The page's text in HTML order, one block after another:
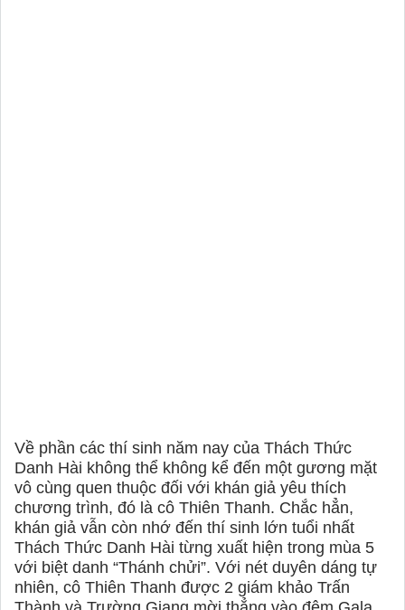
Về phần các thí sinh năm nay của Thách Thức
Danh Hài không thể không kể đến một gương mặt
vô cùng quen thuộc đối với khán giả yêu thích
chương trình, đó là cô Thiên Thanh. Chắc hẳn,
khán giả vẫn còn nhớ đến thí sinh lớn tuổi nhất
Thách Thức Danh Hài từng xuất hiện trong mùa 5
với biệt danh “Thánh chửi”. Với nét duyên dáng tự
nhiên, cô Thiên Thanh được 2 giám khảo Trấn